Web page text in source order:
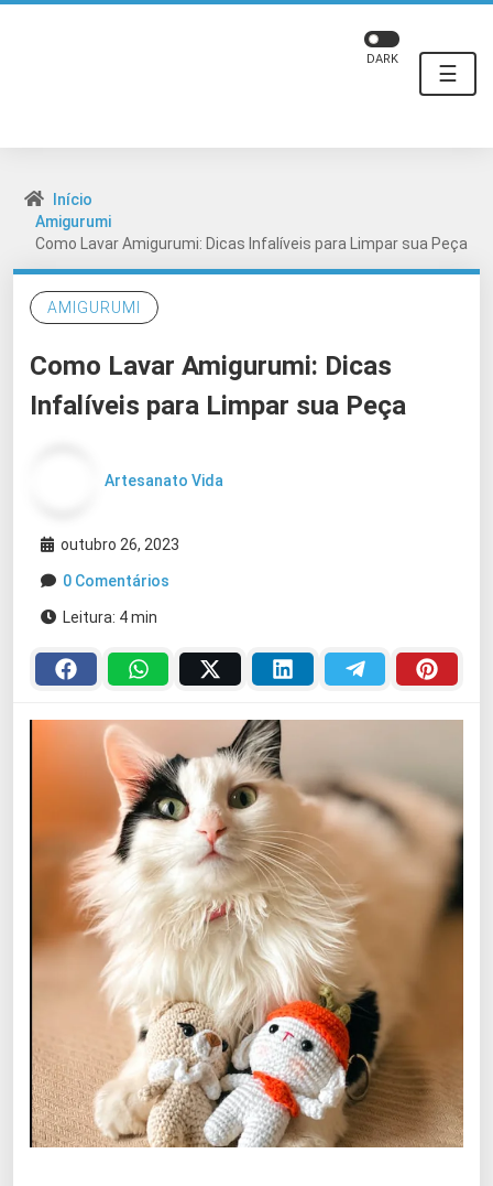
☰
DARK
Início
Amigurumi
Como Lavar Amigurumi: Dicas Infalíveis para Limpar sua Peça
AMIGURUMI
Como Lavar Amigurumi: Dicas
Infalíveis para Limpar sua Peça
Artesanato Vida
outubro 26, 2023
0 Comentários
Leitura: 4 min